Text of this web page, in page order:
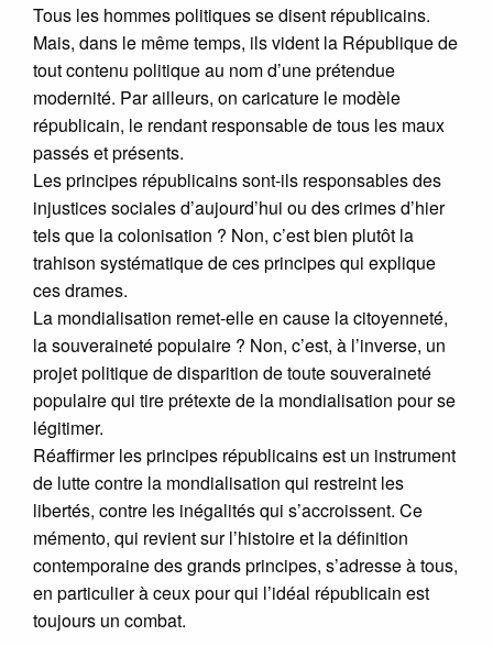
Tous les hommes politiques se disent républicains.
Mais, dans le même temps, ils vident la République de
tout contenu politique au nom d’une prétendue
modernité. Par ailleurs, on caricature le modèle
républicain, le rendant responsable de tous les maux
passés et présents.
Les principes républicains sont-ils responsables des
injustices sociales d’aujourd’hui ou des crimes d’hier
tels que la colonisation ? Non, c’est bien plutôt la
trahison systématique de ces principes qui explique
ces drames.
La mondialisation remet-elle en cause la citoyenneté,
la souveraineté populaire ? Non, c’est, à l’inverse, un
projet politique de disparition de toute souveraineté
populaire qui tire prétexte de la mondialisation pour se
légitimer.
Réaffirmer les principes républicains est un instrument
de lutte contre la mondialisation qui restreint les
libertés, contre les inégalités qui s’accroissent. Ce
mémento, qui revient sur l’histoire et la définition
contemporaine des grands principes, s’adresse à tous,
en particulier à ceux pour qui l’idéal républicain est
toujours un combat.